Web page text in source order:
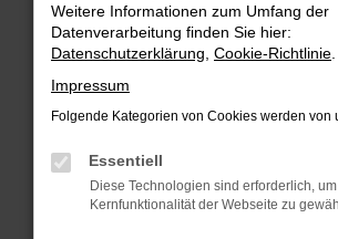
Fehler: Network Error
Beim Laden ist ein Fehler aufgetreten.
Hier sind ein paar Tipps, die dir helfen
Überprüfe deine Firewall und
Internetverbindung.
Laden andere Webseiten, zum
Suchmaschine?
Weitere Informationen zum Umfang der
Datenverarbeitung finden Sie hier:
Datenschutzerklärung Cookie-Richtlinie
Impressum
Folgende Kategorien von Cookies werden von
Essentiell
Diese Technologien sind erforderlich,
Kernfunktionalität der Webseite zu